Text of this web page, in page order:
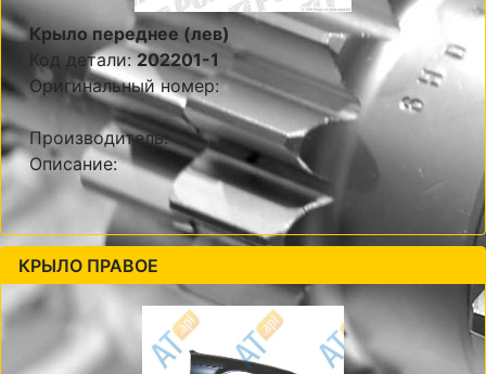
Крыло переднее (лев)
Код детали:202201-1
Оригинальный номер:
Производитель:
Описание:
КРЫЛО ПРАВОЕ